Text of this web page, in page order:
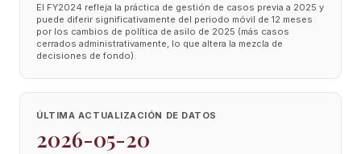
El FY2024 refleja la práctica de gestión de casos previa a 2025 y
puede diferir significativamente del periodo móvil de 12 meses
por los cambios de política de asilo de 2025 (más casos
cerrados administrativamente, lo que altera la mezcla de
decisiones de fondo).
ÚLTIMA ACTUALIZACIÓN DE DATOS
2026-05-20